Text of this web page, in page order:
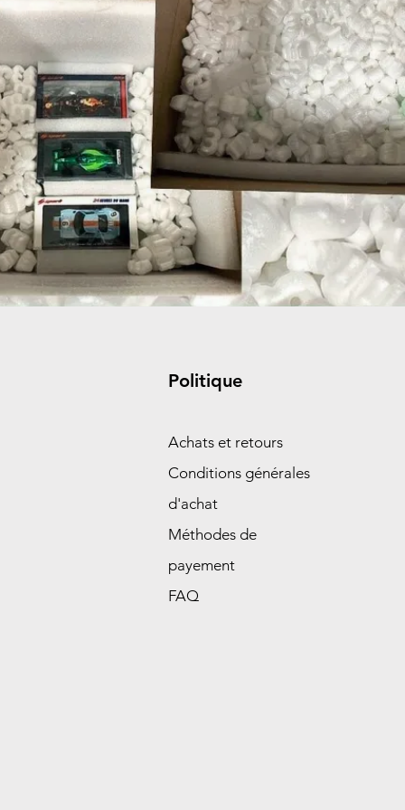
Politique
Achats et retours
Conditions générales
d'achat
Méthodes de
payement
FAQ